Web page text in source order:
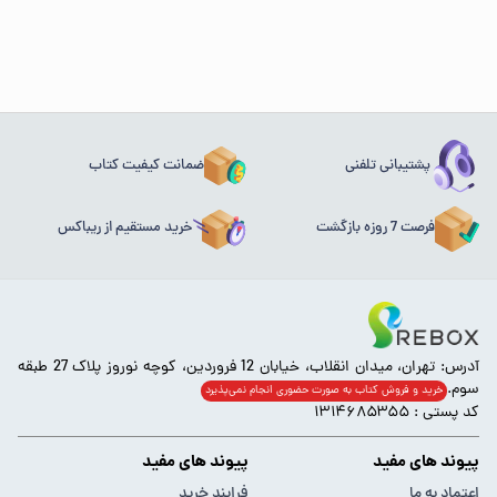
پشتیبانی تلفنی ضمانت کیفیت کتاب
فرصت 7 روزه بازگشت خرید مستقیم از ریباکس
آدرس: تهران، میدان انقلاب، خیابان 12 فروردین، کوچه نوروز پلاک 27 طبقه
سوم. خرید و فروش کتاب به صورت حضوری انجام‌ نمی‌پذیرد
کد پستی : ۱۳۱۴۶۸۵۳۵۵
پیوند های مفید پیوند های مفید